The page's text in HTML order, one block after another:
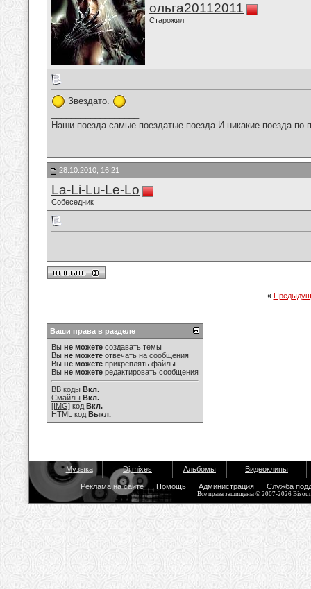
ольга20112011
Старожил
Звездато.
Наши поезда самые поездатые поезда.И никакие поезда по
28.10.2010, 16:21
La-Li-Lu-Le-Lo
Собеседник
«
Ваши права в разделе
Вы не можете создавать темы
Вы не можете отвечать на сообщения
Вы не можете прикреплять файлы
Вы не можете редактировать сообщения
BB коды Вкл.
Смайлы Вкл.
[IMG] код Вкл.
HTML код Выкл.
Музыка Dj mixes Альбомы Видеоклипы
Реклама на сайте Помощь Администрация Служба
Все права защищены © 2007-2026